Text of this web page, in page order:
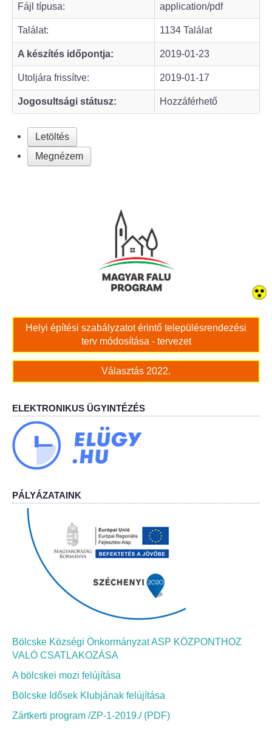
Mi újság Bölcskén?
Értéktár bizottság
Turizmus
Látnivalók
Szállások
Egyházak, civilek
Bölcskei női kar
Bölcskei Rákóczi Horgász Egyesület
Bölcskei Sportegyesület
Bölcskei Sólymok Íjász Baráti Kör
Amatőr Színjátszó Társulat Egyesület
Múló Évek Nyugdíjas Klub
Katolikus Egyház
Bölcskei Borbarát Egyesültet Klub
Bölcskei Önkéntes Tűzoltó Egyesület
Bölcskei Néptánc Egyesület
Bölcskei Polgárőrség
Bölcskei Klímakör
HIVATAL
Szervezeti felépítés
Dokumentumok
Nyomtatványok
Szabályzatok
Fájl típusa: application/pdf
Találat: 1134 Találat
A készítés időpontja: 2019-01-23
Utoljára frissítve: 2019-01-17
Jogosultsági státusz: Hozzáférhető
Letöltés
Megnézem
Helyi építési szabályzatot érintő településrendezési
terv módosítása - tervezet
Választás 2022.
ELEKTRONIKUS ÜGYINTÉZÉS
PÁLYÁZATAINK
Bölcske Községi Önkormányzat ASP KÖZPONTHOZ
VALÓ CSATLAKOZÁSA
A bölcskei mozi felújítása
Bölcske Idősek Klubjának felújítása
Zártkerti program /ZP-1-2019./ (PDF)